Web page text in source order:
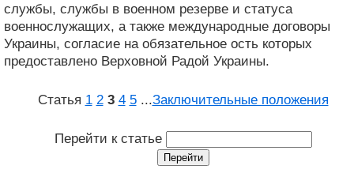
службы, службы в военном резерве и статуса
военнослужащих, а также международные договоры
Украины, согласие на обязательное ость которых
предоставлено Верховной Радой Украины.
Статья 1 2 3 4 5 ...Заключительные положения
Перейти к статье